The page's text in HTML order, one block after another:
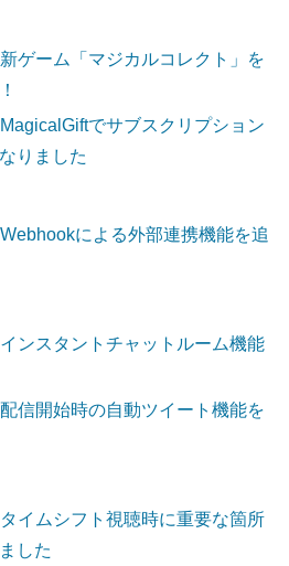
新ゲーム「マジカルコレクト」を
MagicalGiftでサブスクリプション
りました
Webhookによる外部連携機能を追
インスタントチャットルーム機能
配信開始時の自動ツイート機能を
タイムシフト視聴時に重要な箇所
した